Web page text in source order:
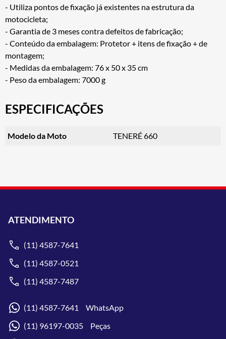
- Utiliza pontos de fixação já existentes na estrutura da
motocicleta;
- Garantia de 3 meses contra defeitos de fabricação;
- Conteúdo da embalagem: Protetor + itens de fixação + de
montagem;
- Medidas da embalagem: 76 x 50 x 35 cm
- Peso da embalagem: 7000 g
ESPECIFICAÇÕES
Modelo da Moto TENERÉ 660
ATENDIMENTO
(11) 4587-7641
(11) 4587-0521
(11) 4587-7487
(11) 4587-7641 WhatsApp
(11) 96197-0035 Peças